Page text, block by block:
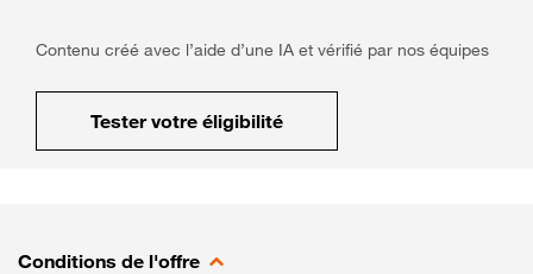
Contenu créé avec l’aide d’une IA et vérifié par nos équipes
Tester votre éligibilité
Conditions de l'offre